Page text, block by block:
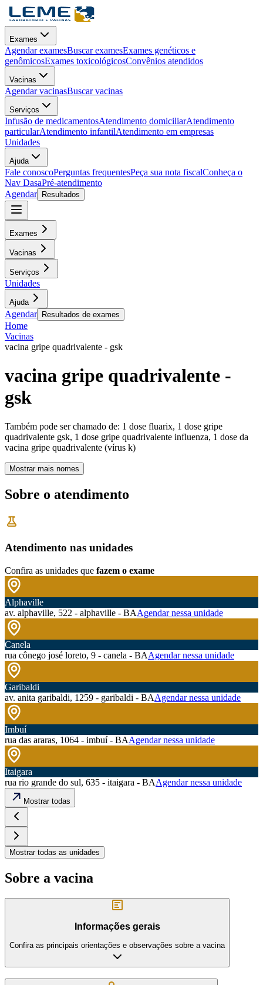
Exames
Agendar examesBuscar examesExames genéticos e
genômicosExames toxicológicosConvênios atendidos
Vacinas
Agendar vacinasBuscar vacinas
Serviços
Infusão de medicamentosAtendimento domiciliarAtendimento
particularAtendimento infantilAtendimento em empresas
Unidades
Ajuda
Fale conoscoPerguntas frequentesPeça sua nota fiscalConheça o
Nav DasaPré-atendimento
Agendar
Resultados
Exames
Vacinas
Serviços
Unidades
Ajuda
Agendar Resultados de exames
Home
Vacinas
vacina gripe quadrivalente - gsk
vacina gripe quadrivalente -
gsk
Também pode ser chamado de: 1 dose fluarix, 1 dose gripe
quadrivalente gsk, 1 dose gripe quadrivalente influenza, 1 dose da
vacina gripe quadrivalente (vírus k)
Mostrar mais nomes
Sobre o atendimento
Atendimento nas unidades
Confira as unidades que fazem o exame
Alphaville
av. alphaville, 522 - alphaville - BAAgendar nessa unidade
Canela
rua cônego josé loreto, 9 - canela - BAAgendar nessa unidade
Garibaldi
av. anita garibaldi, 1259 - garibaldi - BAAgendar nessa unidade
Imbuí
rua das araras, 1064 - imbuí - BAAgendar nessa unidade
Itaigara
rua rio grande do sul, 635 - itaigara - BAAgendar nessa unidade
Mostrar todas
Mostrar todas as unidades
Sobre a vacina
Informações gerais
Confira as principais orientações e observações sobre a vacina